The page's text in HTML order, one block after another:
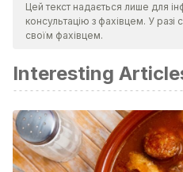
Department of Agriculture
and Drug Protection Division.
http://www.ncagr.gov/
Saz P. Nutrición y salud.
Цей текст надається лише для
консультацію з фахівцем. У разі
своїм фахівцем.
Interesting